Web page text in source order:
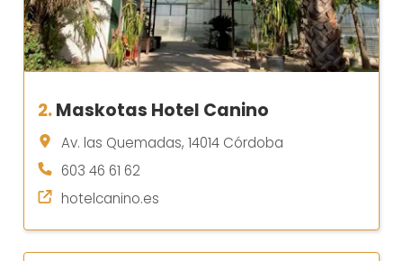
2.Maskotas Hotel Canino
Av. las Quemadas, 14014 Córdoba
603 46 61 62
hotelcanino.es